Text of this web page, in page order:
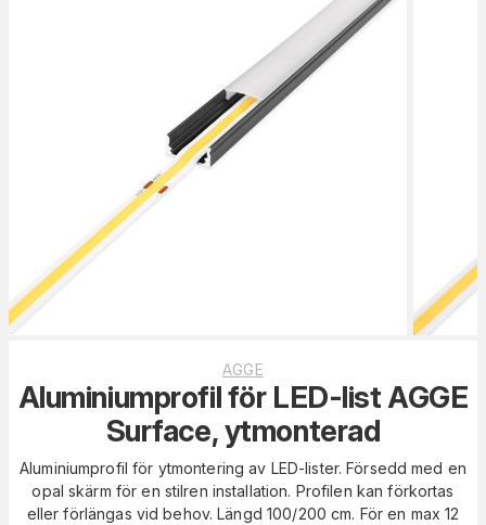
AGGE
Aluminiumprofil för LED-list AGGE
Surface, ytmonterad
Aluminiumprofil för ytmontering av LED-lister. Försedd med en
opal skärm för en stilren installation. Profilen kan förkortas
eller förlängas vid behov. Längd 100/200 cm. För en max 12